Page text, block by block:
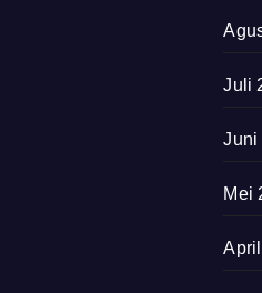
Juli
Juni
Mei